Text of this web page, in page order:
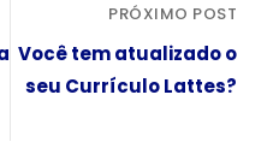
PRÓXIMO POST
Você tem atualizado o
seu Currículo Lattes?